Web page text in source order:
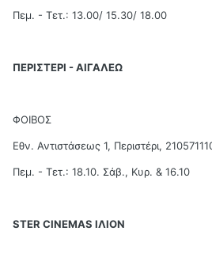
Πεμ. - Τετ.: 13.00/ 15.30/ 18.00
ΠΕΡΙΣΤΕΡΙ - ΑΙΓΑΛΕΩ
ΦΟΙΒΟΣ
Εθν. Αντιστάσεως 1, Περιστέρι,
Πεμ. - Τετ.: 18.10. Σάβ., Κυρ. & 16.10
STER CINEMAS ΙΛΙΟΝ